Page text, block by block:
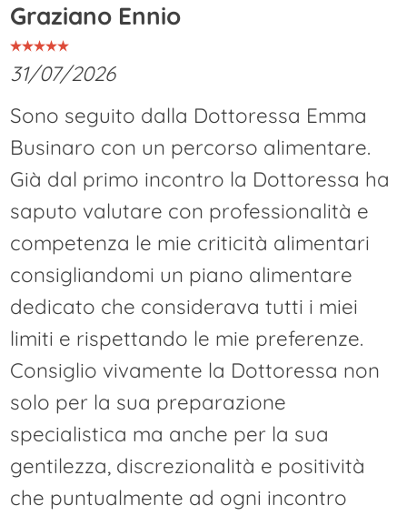
Graziano Ennio
31/07/2026
Sono seguito dalla Dottoressa Emma
Businaro con un percorso alimentare.
Già dal primo incontro la Dottoressa ha
saputo valutare con professionalità e
competenza le mie criticità alimentari
consigliandomi un piano alimentare
dedicato che considerava tutti i miei
limiti e rispettando le mie preferenze.
Consiglio vivamente la Dottoressa non
solo per la sua preparazione
specialistica ma anche per la sua
gentilezza, discrezionalità e positività
che puntualmente ad ogni incontro